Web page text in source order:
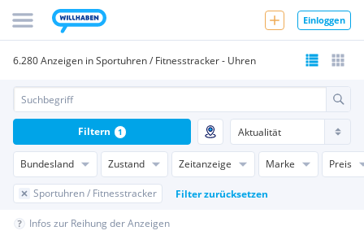
Einloggen
6.280 Anzeigen in Sportuhren / Fitnesstracker - Uhren
Bundesland Zustand Zeitanzeige Marke Preis
Sportuhren / Fitnesstracker Filter zurücksetzen
Filtern 1
Infos zur Reihung der Anzeigen